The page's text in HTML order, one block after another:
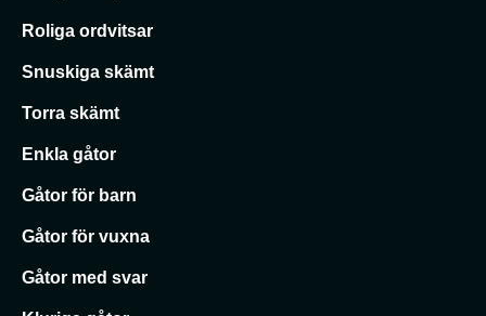
Roliga ordvitsar
Snuskiga skämt
Torra skämt
Enkla gåtor
Gåtor för barn
Gåtor för vuxna
Gåtor med svar